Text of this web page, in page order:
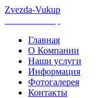
Zvezda-Vukup
Главная
О Компании
Наши услуги
Информация
Фотогалерея
Контакты